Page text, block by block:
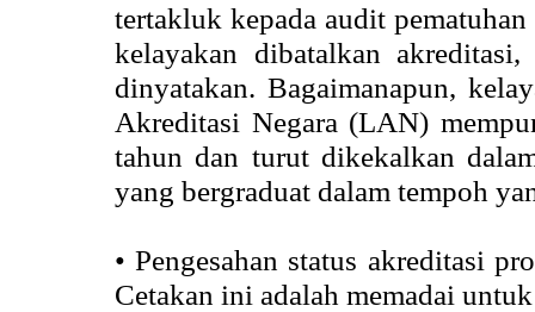
tertakluk kepada audit
kelayakan dibatalkan
dinyatakan. Bagaimanapun,
Akreditasi Negara (LAN)
tahun dan turut dikekalkan
yang bergraduat dalam tempoh
• Pengesahan status akreditasi
Cetakan ini adalah memadai